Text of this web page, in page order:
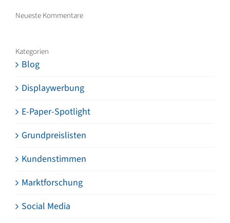
Neueste Kommentare
Kategorien
Blog
Displaywerbung
E-Paper-Spotlight
Grundpreislisten
Kundenstimmen
Marktforschung
Social Media